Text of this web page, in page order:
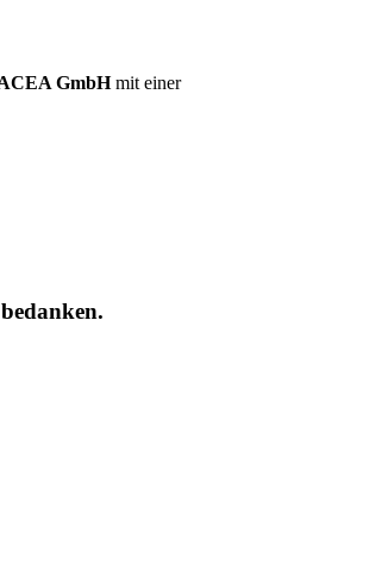
GmbHmit einer